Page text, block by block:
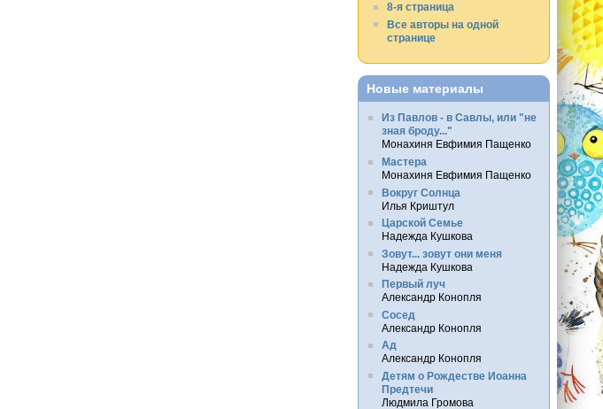
8-я страница
Все авторы на одной
странице
Новые материалы
Из Павлов - в Савлы, или "не
зная броду..."
Монахиня Евфимия Пащенко
Мастера
Монахиня Евфимия Пащенко
Вокруг Солнца
Илья Криштул
Царской Семье
Надежда Кушкова
Зовут... зовут они меня
Надежда Кушкова
Первый луч
Александр Конопля
Сосед
Александр Конопля
Ад
Александр Конопля
Детям о Рождестве Иоанна
Предтечи
Людмила Громова